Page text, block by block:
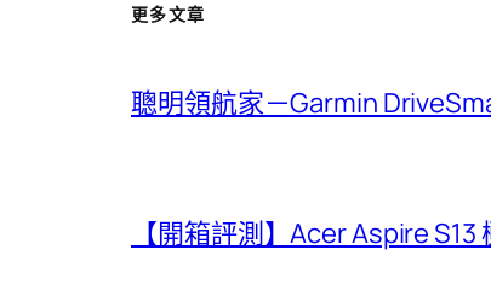
更多文章
聰明領航家－Garmin
【開箱評測】Acer Aspire